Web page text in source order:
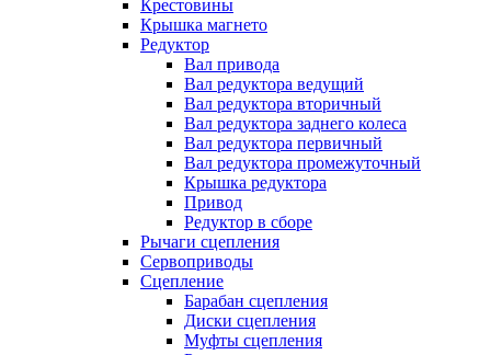
Крестовины
Крышка магнето
Редуктор
Вал привода
Вал редуктора ведущий
Вал редуктора вторичный
Вал редуктора заднего колеса
Вал редуктора первичный
Вал редуктора промежуточный
Крышка редуктора
Привод
Редуктор в сборе
Рычаги сцепления
Сервоприводы
Сцепление
Барабан сцепления
Диски сцепления
Муфты сцепления